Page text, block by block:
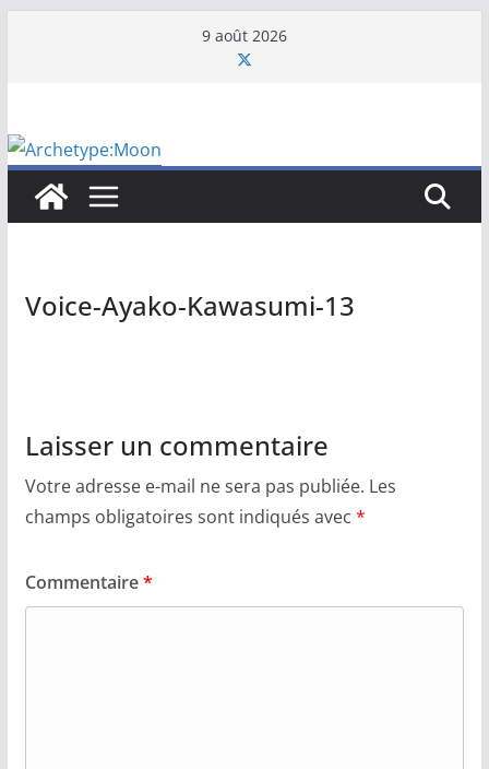
9 août 2026
Voice-Ayako-Kawasumi-13
Laisser un commentaire
Votre adresse e-mail ne sera pas publiée. Les
champs obligatoires sont indiqués avec *
Commentaire*